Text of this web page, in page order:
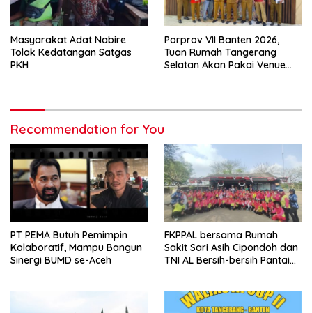
Masyarakat Adat Nabire
Tolak Kedatangan Satgas
PKH
Porprov VII Banten 2026,
Tuan Rumah Tangerang
Selatan Akan Pakai Venue
Recommendation for You
PT PEMA Butuh Pemimpin
Kolaboratif, Mampu Bangun
Sinergi BUMD se-Aceh
FKPPAL bersama Rumah
Sakit Sari Asih Cipondoh dan
TNI AL Bersih-bersih Pantai